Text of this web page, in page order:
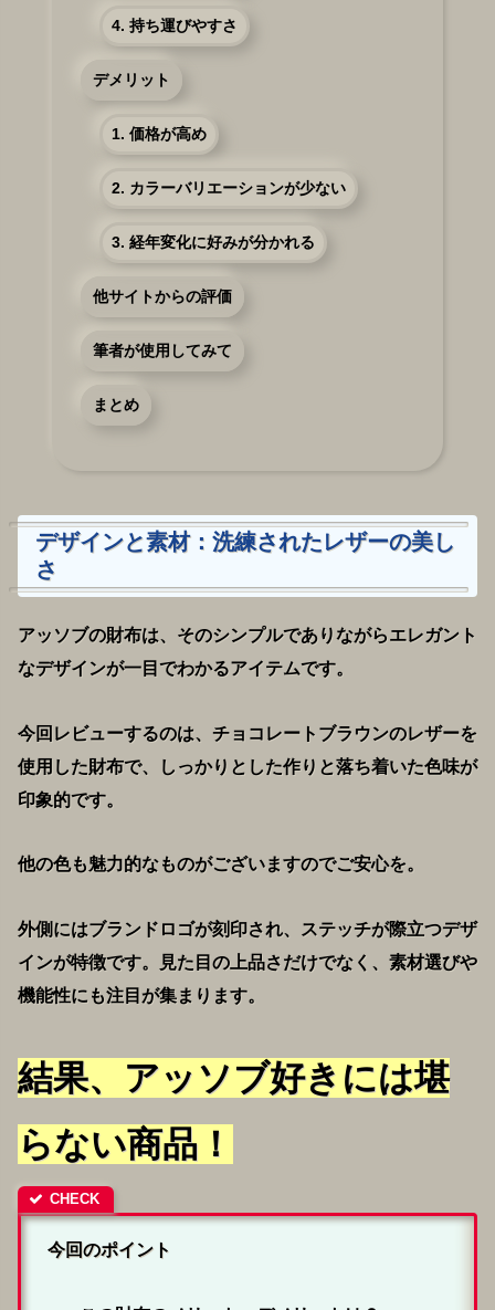
4. 持ち運びやすさ
デメリット
1. 価格が高め
2. カラーバリエーションが少ない
3. 経年変化に好みが分かれる
他サイトからの評価
筆者が使用してみて
まとめ
デザインと素材：洗練されたレザーの美し
さ
アッソブの財布は、そのシンプルでありながらエレガント
なデザインが一目でわかるアイテムです。
今回レビューするのは、チョコレートブラウンのレザーを
使用した財布で、しっかりとした作りと落ち着いた色味が
印象的です。
他の色も魅力的なものがございますのでご安心を。
外側にはブランドロゴが刻印され、ステッチが際立つデザ
インが特徴です。見た目の上品さだけでなく、素材選びや
機能性にも注目が集まります。
結果、アッソブ好きには堪
らない商品！
今回のポイント